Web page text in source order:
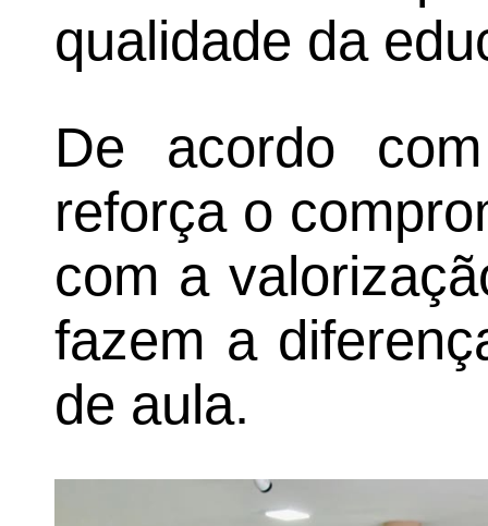
qualidade da
De acordo
reforça o
com a
fazem a
de aula.